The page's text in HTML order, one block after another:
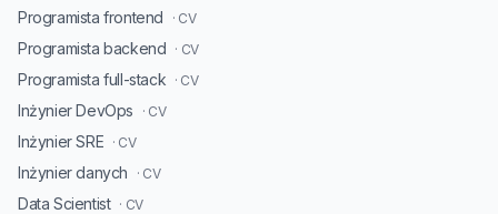
Programista frontend · CV
Programista backend · CV
Programista full-stack · CV
Inżynier DevOps · CV
Inżynier SRE · CV
Inżynier danych · CV
Data Scientist · CV